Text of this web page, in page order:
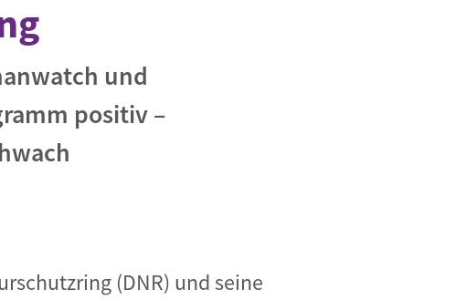
und
positiv –
(DNR) und seine